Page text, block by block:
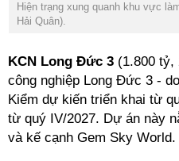
Hiện trạng xung quanh khu vực
Hải Quân).
KCN Long Đức 3 (1.800 tỷ,
công nghiệp Long Đức 3 -
Kiểm dự kiến triển khai từ
từ quý IV/2027. Dự án này
và kế cạnh Gem Sky World.